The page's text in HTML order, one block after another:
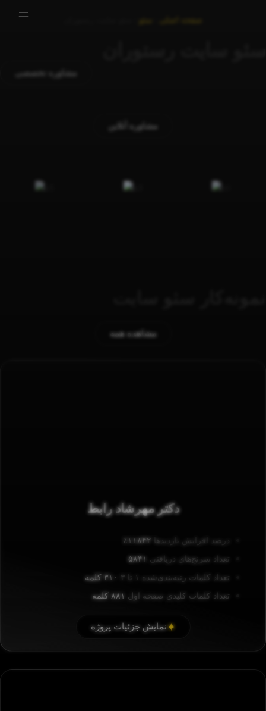
مشاوره تخصصی
مشاوره آنلاین
مشاهده همه
دکتر مهرشاد رابط
درصد افزایش بازدیدها ۱۱۸۴۲٪
تعداد سرنخ‌های دریافتی ۵۸۴۱
تعداد کلمات رتبه‌بندی‌شده ۱ تا ۳ ۳۱۰ کلمه
تعداد کلمات کلیدی صفحه اول ۸۸۱ کلمه
نمایش جزئیات پروژه